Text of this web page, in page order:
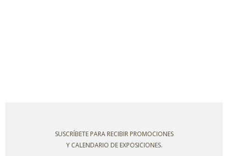
SUSCRÍBETE PARA RECIBIR PROMOCIONES
Y CALENDARIO DE EXPOSICIONES.